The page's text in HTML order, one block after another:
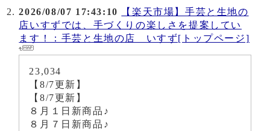
2026/08/07 17:43:10
【楽天市場】手芸と生地の
店いすずでは、手づくりの楽しさを提案してい
ます！：手芸と生地の店 いすず[トップページ]
23,034
【8/7更新】
【8/7更新】
８月１日新商品♪
８月７日新商品♪